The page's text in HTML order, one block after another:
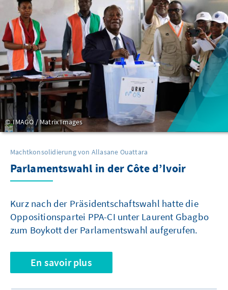
IMAGO / Matrix Images
Machtkonsolidierung von Allasane Ouattara
Parlamentswahl in der Côte d’Ivoir
Kurz nach der Präsidentschaftswahl hatte die
Oppositionspartei PPA-CI unter Laurent Gbagbo
zum Boykott der Parlamentswahl aufgerufen.
En savoir plus